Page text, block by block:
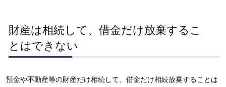
財産は相続して、借金だけ放棄するこ
とはできない
預金や不動産等の財産だけ相続して、借金だけ相続放棄することは